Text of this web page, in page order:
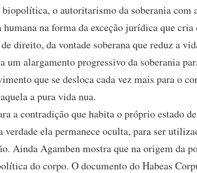
o autoritarismo da soberania com
na forma da exceção jurídica que
direito, da vontade soberana que reduz a
um alargamento progressivo da soberania
que se desloca cada vez mais para o
a pura vida nua.
a contradição que habita o próprio estado
verdade ela permanece oculta, para ser
Ainda Agamben mostra que na origem da
do corpo. O documento do Habeas